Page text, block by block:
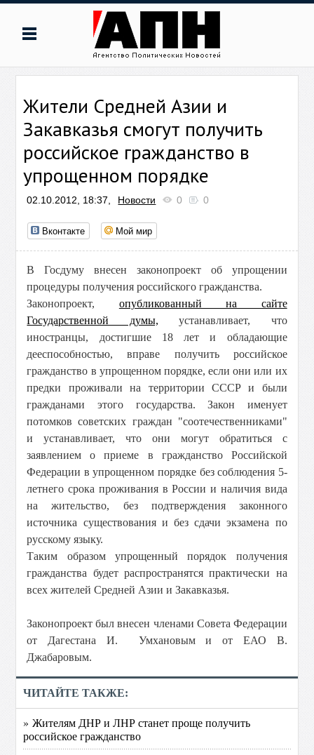
Жители Средней Азии и
Закавказья смогут получить
российское гражданство в
упрощенном порядке
02.10.2012, 18:37, Новости 0 0
Вконтакте Мой мир
В Госдуму внесен законопроект об упрощении
процедуры получения российского гражданства.
Законопроект, опубликованный на сайте
Государственной думы, устанавливает, что
иностранцы, достигшие 18 лет и обладающие
дееспособностью, вправе получить российское
гражданство в упрощенном порядке, если они или их
предки проживали на территории СССР и были
гражданами этого государства. Закон именует
потомков советских граждан "соотечественниками"
и устанавливает, что они могут обратиться с
заявлением о приеме в гражданство Российской
Федерации в упрощенном порядке без соблюдения 5-
летнего срока проживания в России и наличия вида
на жительство, без подтверждения законного
источника существования и без сдачи экзамена по
русскому языку.
Таким образом упрощенный порядок получения
гражданства будет распространятся практически на
всех жителей Средней Азии и Закавказья.
Законопроект был внесен членами Совета Федерации
от Дагестана И. Умхановым и от ЕАО В.
Джабаровым.
ЧИТАЙТЕ ТАКЖЕ:
» Жителям ДНР и ЛНР станет проще получить
российское гражданство